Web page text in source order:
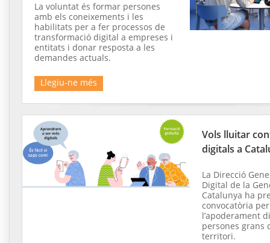
La voluntat és formar persones
amb els coneixements i les
habilitats per a fer processos de
transformació digital a empreses i
entitats i donar resposta a les
demandes actuals.
Llegiu-ne més
Vols lluitar
digitals a
La Direcció
Digital de la
Catalunya ha
convocatòria
l’apoderament
persones grans
territori.